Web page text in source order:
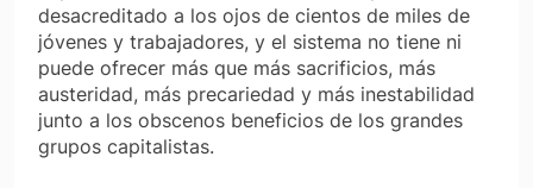
desacreditado a los ojos de cientos de miles de
jóvenes y trabajadores, y el sistema no tiene ni
puede ofrecer más que más sacrificios, más
austeridad, más precariedad y más inestabilidad
junto a los obscenos beneficios de los grandes
grupos capitalistas.